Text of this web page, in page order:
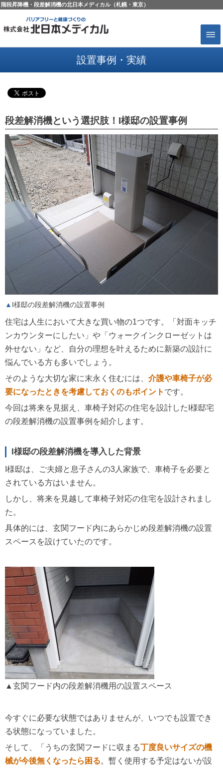
階段昇降機・段差解消機の北日本メディカル（札幌・東京）
設置事例・実績
段差解消機という選択肢！I様邸の設置事例
I様邸の段差解消機の設置事例
住宅は人生において大きな買い物の1つです。「対面キッチ
ンカウンターにしたい」や「ウォークインクローゼットは
外せない」など、自分の理想を叶えるために新築の設計に
悩んでいる方も多いでしょう。
そのような大切な家に末永く住むには、 介護や車椅子が必
要になったときを考慮しておくのもポイント です。
今回は将来を見据え、車椅子対応の住宅を設計したI様邸宅
の段差解消機の設置事例を紹介します。
I様邸の段差解消機を導入した背景
I様邸は、ご夫婦と息子さんの3人家族で、車椅子を必要と
されている方はいません。
しかし、将来を見越して車椅子対応の住宅を設計されまし
た。
具体的には、玄関フード内にあらかじめ段差解消機の設置
スペースを設けていたのです。
▲玄関フード内の段差解消機用の設置スペース
今すぐに必要な状態ではありませんが、いつでも設置でき
る状態になっていました。
そして、「うちの玄関フードに収まる丁度良いサイズの機
械が今後無くなったら困る。暫く使用する予定はないが設